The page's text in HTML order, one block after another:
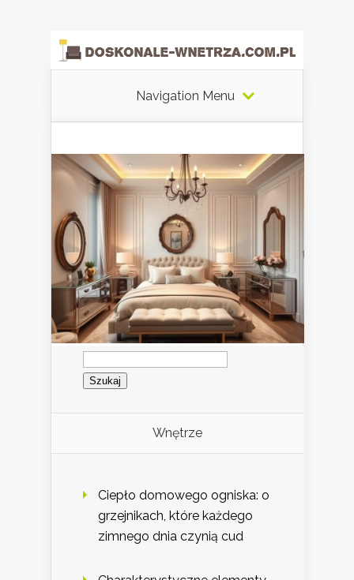
Navigation Menu
Szukaj:
Wnętrze
Ciepło domowego ogniska: o
grzejnikach, które każdego
zimnego dnia czynią cud